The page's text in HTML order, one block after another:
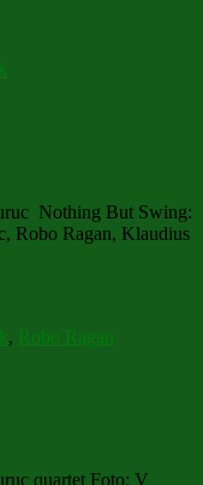
Nothing But Swing:
Robo Ragan, Klaudius
, Robo Ragan
quartet Foto: V